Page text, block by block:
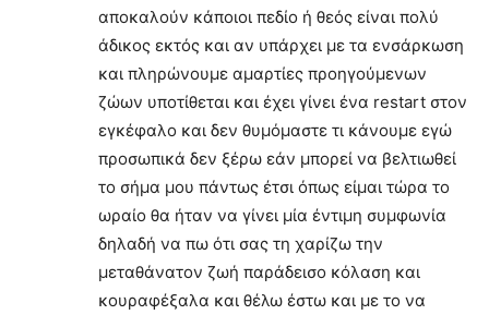
αποκαλούν κάποιοι πεδίο ή θεός είναι πολύ
άδικος εκτός και αν υπάρχει με τα ενσάρκωση
και πληρώνουμε αμαρτίες προηγούμενων
ζώων υποτίθεται και έχει γίνει ένα restart στον
εγκέφαλο και δεν θυμόμαστε τι κάνουμε εγώ
προσωπικά δεν ξέρω εάν μπορεί να βελτιωθεί
το σήμα μου πάντως έτσι όπως είμαι τώρα το
ωραίο θα ήταν να γίνει μία έντιμη συμφωνία
δηλαδή να πω ότι σας τη χαρίζω την
μεταθάνατον ζωή παράδεισο κόλαση και
κουραφέξαλα και θέλω έστω και με το να